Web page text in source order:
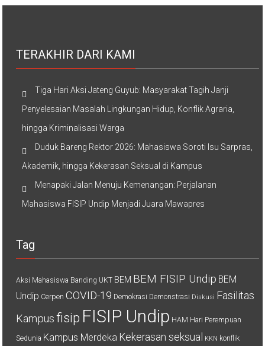
TERAKHIR DARI KAMI
Tiga Hari Aksi Jateng Guyub: Masyarakat Tagih Janji
Penyelesaian Masalah Lingkungan Hidup, Konflik Agraria,
hingga Kriminalisasi Warga
Duduk Bareng Rektor 2026: Mahasiswa Soroti Isu Sarpras,
Akademik, hingga Kekerasan Seksual di Kampus
Menapaki Jalan Menuju Kemenangan: Perjalanan
Mahasiswa FISIP Undip Menjadi Juara Mawapres
Tag
Aksi Mahasiswa Banding UKT BEM BEM FISIP Undip BEM
Undip Cerpen COVID-19 Demokrasi Demonstrasi Diskusi Fasilitas
Kampus fisip FISIP Undip HAM Hari Perempuan
Sedunia Kampus Merdeka Kekerasan seksual KKN konflik